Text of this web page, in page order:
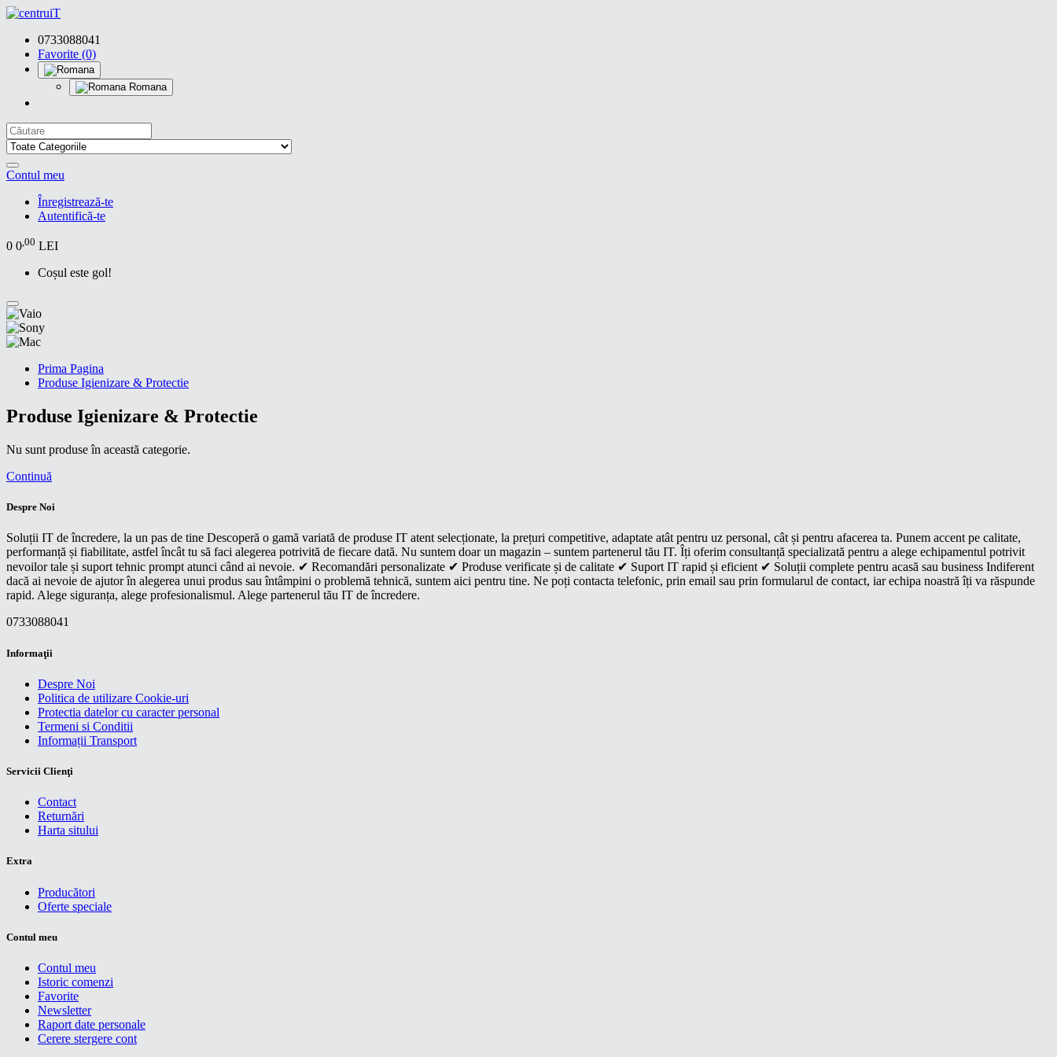
0733088041
Favorite (0)
Romana
Contul meu
Înregistrează-te
Autentifică-te
0 0,00 LEI
Coșul este gol!
Prima Pagina
Produse Igienizare & Protectie
Produse Igienizare & Protectie
Nu sunt produse în această categorie.
Continuă
Despre Noi
Soluții IT de încredere, la un pas de tine Descoperă o gamă variată de produse IT atent selecționate, la prețuri competitive, adaptate atât pentru uz personal, cât și pentru afacerea ta. Punem accent pe calitate,
performanță și fiabilitate, astfel încât tu să faci alegerea potrivită de fiecare dată. Nu suntem doar un magazin – suntem partenerul tău IT. Îți oferim consultanță specializată pentru a alege echipamentul potrivit
nevoilor tale și suport tehnic prompt atunci când ai nevoie. ✔ Recomandări personalizate ✔ Produse verificate și de calitate ✔ Suport IT rapid și eficient ✔ Soluții complete pentru acasă sau business Indiferent
dacă ai nevoie de ajutor în alegerea unui produs sau întâmpini o problemă tehnică, suntem aici pentru tine. Ne poți contacta telefonic, prin email sau prin formularul de contact, iar echipa noastră îți va răspunde
rapid. Alege siguranța, alege profesionalismul. Alege partenerul tău IT de încredere.
0733088041
Informaţii
Despre Noi
Politica de utilizare Cookie-uri
Protectia datelor cu caracter personal
Termeni si Conditii
Informații Transport
Servicii Clienţi
Contact
Returnări
Harta sitului
Extra
Producători
Oferte speciale
Contul meu
Contul meu
Istoric comenzi
Favorite
Newsletter
Raport date personale
Cerere stergere cont